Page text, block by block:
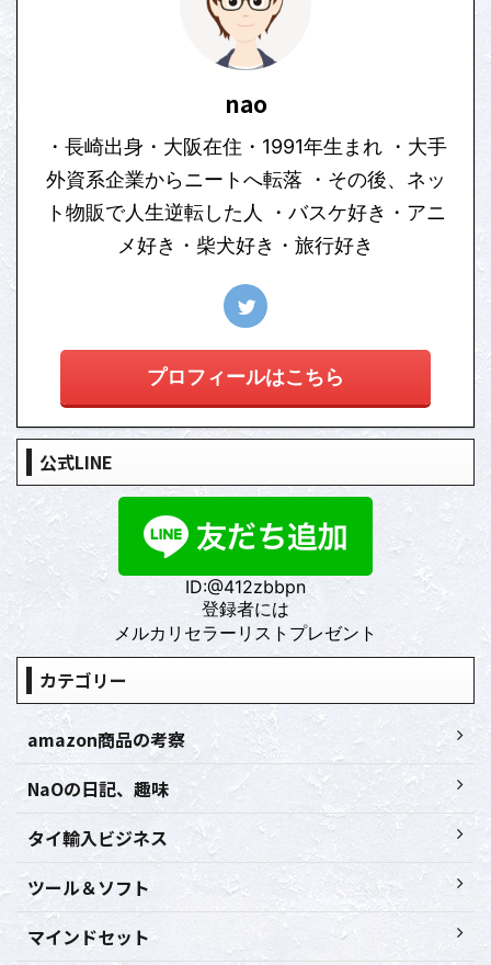
nao
・長崎出身・大阪在住・1991年生まれ ・大手
外資系企業からニートへ転落 ・その後、ネッ
ト物販で人生逆転した人 ・バスケ好き・アニ
メ好き・柴犬好き・旅行好き
プロフィールはこちら
公式LINE
ID:@412zbbpn
登録者には
メルカリセラーリストプレゼント
カテゴリー
amazon商品の考察
NaOの日記、趣味
タイ輸入ビジネス
ツール＆ソフト
マインドセット